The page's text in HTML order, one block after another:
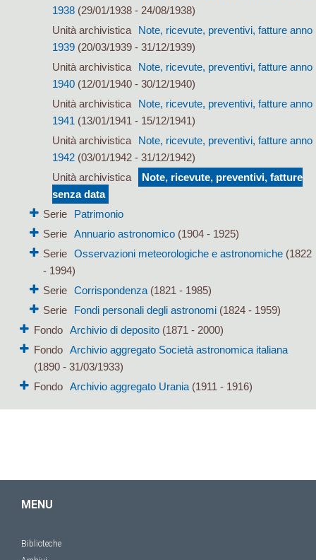
1938 (29/01/1938 - 24/08/1938)
Unità archivistica
Note, ricevute, preventivi, fatture anno
1939 (20/03/1939 - 31/12/1939)
Unità archivistica
Note, ricevute, preventivi, fatture anno
1940 (12/01/1940 - 30/12/1940)
Unità archivistica
Note, ricevute, preventivi, fatture anno
1941 (13/01/1941 - 15/12/1941)
Unità archivistica
Note, ricevute, preventivi, fatture anno
1942 (03/01/1942 - 31/12/1942)
Unità archivistica
Note, ricevute, preventivi, fatture
senza data
Serie
Patrimonio
Serie Annuario astronomico(1904 - 1925)
Serie Osservazioni meteorologiche e astronomiche(1822
- 1994)
Serie Corrispondenza(1821 - 1985)
Serie
Fondi personali degli astronomi(1824 - 1959)
Fondo
Archivio di deposito(1871 - 2000)
Fondo
Archivio aggregato Società astronomica italiana
(1890 - 31/03/1933)
Fondo
Archivio aggregato Urania(1911 - 1916)
MENU
Biblioteche